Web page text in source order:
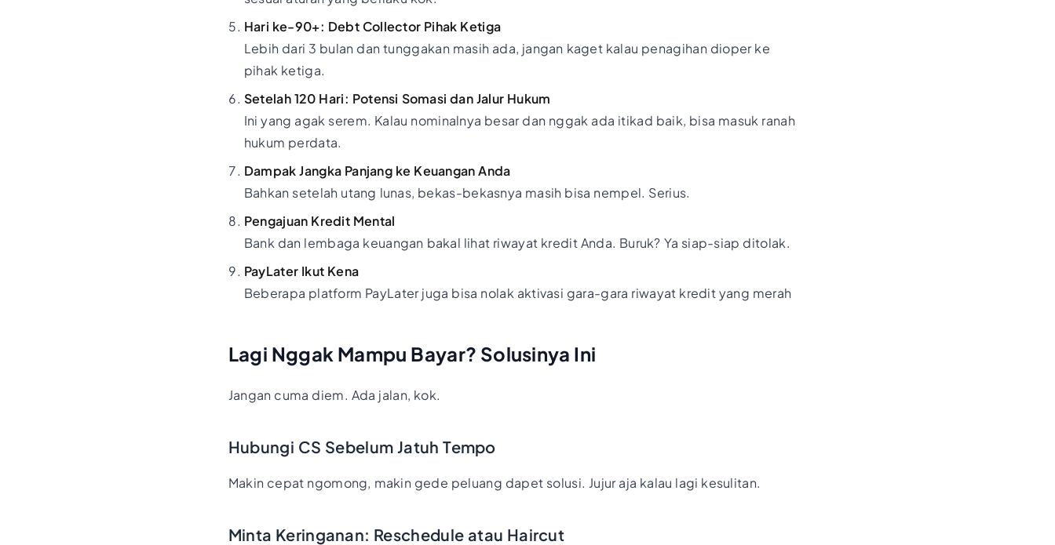
Hari ke-90+: Debt Collector Pihak Ketiga
Lebih dari 3 bulan dan tunggakan masih ada, jangan kaget kalau penagihan dioper ke
pihak ketiga.
Setelah 120 Hari: Potensi Somasi dan Jalur Hukum
Ini yang agak serem. Kalau nominalnya besar dan nggak ada itikad baik, bisa masuk ranah
hukum perdata.
Dampak Jangka Panjang ke Keuangan Anda
Bahkan setelah utang lunas, bekas-bekasnya masih bisa nempel. Serius.
Pengajuan Kredit Mental
Bank dan lembaga keuangan bakal lihat riwayat kredit Anda. Buruk? Ya siap-siap ditolak.
PayLater Ikut Kena
Beberapa platform PayLater juga bisa nolak aktivasi gara-gara riwayat kredit yang merah
Lagi Nggak Mampu Bayar? Solusinya Ini
Jangan cuma diem. Ada jalan, kok.
Hubungi CS Sebelum Jatuh Tempo
Makin cepat ngomong, makin gede peluang dapet solusi. Jujur aja kalau lagi kesulitan.
Minta Keringanan: Reschedule atau Haircut